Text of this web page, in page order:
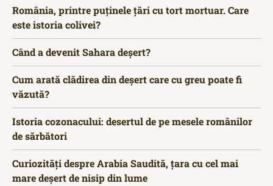
România, printre puținele țări cu tort mortuar. Care
este istoria colivei?
Când a devenit Sahara deșert?
Cum arată clădirea din deșert care cu greu poate fi
văzută?
Istoria cozonacului: desertul de pe mesele românilor
de sărbători
Curiozități despre Arabia Saudită, țara cu cel mai
mare deșert de nisip din lume